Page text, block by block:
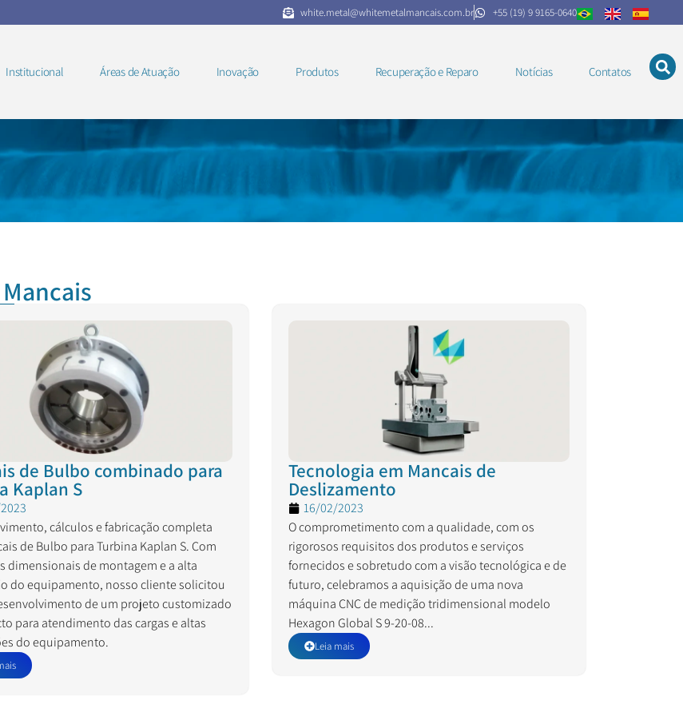
white.metal@whitemetalmancais.com.br +55 (19) 9 9165-0640
Institucional Áreas de Atuação Inovação Produtos Recuperação e Reparo Notícias Contatos
de Bulbo combinado para
Kaplan S
cálculos e fabricação completa
de Bulbo para Turbina Kaplan S. Com
dimensionais de montagem e a alta
do equipamento, nosso cliente solicitou
de um projeto customizado
para atendimento das cargas e altas
do equipamento.
Tecnologia em Mancais de
Deslizamento
16/02/2023
O comprometimento com a qualidade, com os
rigorosos requisitos dos produtos e serviços
fornecidos e sobretudo com a visão tecnológica e de
futuro, celebramos a aquisição de uma nova
máquina CNC de medição tridimensional modelo
Hexagon Global S 9-20-08...
Leia mais